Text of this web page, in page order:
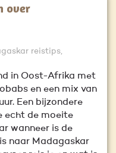
over
reistips,
in Oost-Afrika met
en een mix van
Een bijzondere
echt de moeite
wanneer is de
naar Madagaskar